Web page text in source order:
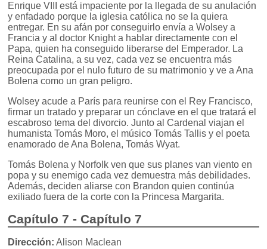
Enrique VIII está impaciente por la llegada de su anulación
y enfadado porque la iglesia católica no se la quiera
entregar. En su afán por conseguirlo envía a Wolsey a
Francia y al doctor Knight a hablar directamente con el
Papa, quien ha conseguido liberarse del Emperador. La
Reina Catalina, a su vez, cada vez se encuentra más
preocupada por el nulo futuro de su matrimonio y ve a Ana
Bolena como un gran peligro.
Wolsey acude a París para reunirse con el Rey Francisco,
firmar un tratado y preparar un cónclave en el que tratará el
escabroso tema del divorcio. Junto al Cardenal viajan el
humanista Tomás Moro, el músico Tomás Tallis y el poeta
enamorado de Ana Bolena, Tomás Wyat.
Tomás Bolena y Norfolk ven que sus planes van viento en
popa y su enemigo cada vez demuestra más debilidades.
Además, deciden aliarse con Brandon quien continúa
exiliado fuera de la corte con la Princesa Margarita.
Capítulo 7 - Capítulo 7
Dirección: Alison Maclean